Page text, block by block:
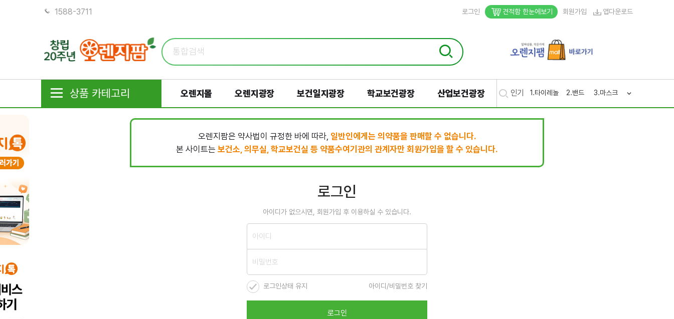
1588-3711 로그인 견적함 한눈에보기 회원가입 앱다운로드
상품 카테고리 오렌지몰 오렌지광장 보건일지광장 학교보건광장 산업보건광장 인기 1.타이레놀 2.밴드 3.마스크 4.
오렌지팜은 약사법이 규정한 바에 따라, 일반인에게는 의약품을 판매할 수 없습니다.
본 사이트는 보건소, 의무실, 학교보건실 등 약품수여기관의 관계자만 회원가입을 할 수 있습니다.
로그인
아이디가 없으시면, 회원가입 후 이용하실 수 있습니다.
로그인상태 유지 아이디/비밀번호 찾기
로그인